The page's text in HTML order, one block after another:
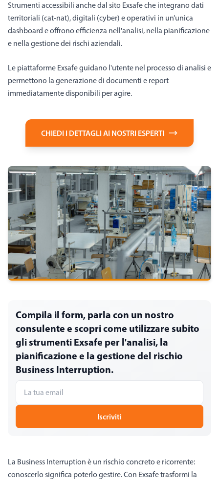
Strumenti accessibili anche dal sito Exsafe che integrano dati
territoriali (cat‑nat), digitali (cyber) e operativi in un’unica
dashboard e offrono efficienza nell'analisi, nella pianificazione
e nella gestione dei rischi aziendali.
Le piattaforme Exsafe guidano l'utente nel processo di analisi e
permettono la generazione di documenti e report
immediatamente disponibili per agire.
CHIEDI I DETTAGLI AI NOSTRI ESPERTI
Compila il form, parla con un nostro
consulente e scopri come utilizzare subito
gli strumenti Exsafe per l'analisi, la
pianificazione e la gestione del rischio
Business Interruption.
Iscriviti
La Business Interruption è un rischio concreto e ricorrente:
conoscerlo significa poterlo gestire. Con Exsafe trasformi la